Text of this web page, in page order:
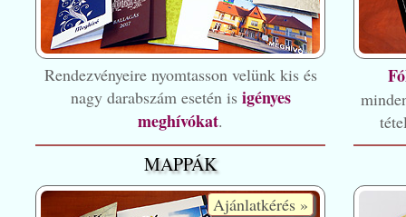
Rendezvényeire nyomtasson velünk kis és
nagy darabszám esetén is igényes
meghívókat.
MAPPÁK
Ajánlatkérés »